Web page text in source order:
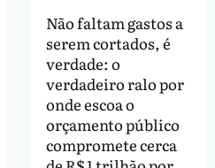
Não faltam gastos a
serem cortados, é
verdade: o
verdadeiro ralo por
onde escoa o
orçamento público
compromete cerca